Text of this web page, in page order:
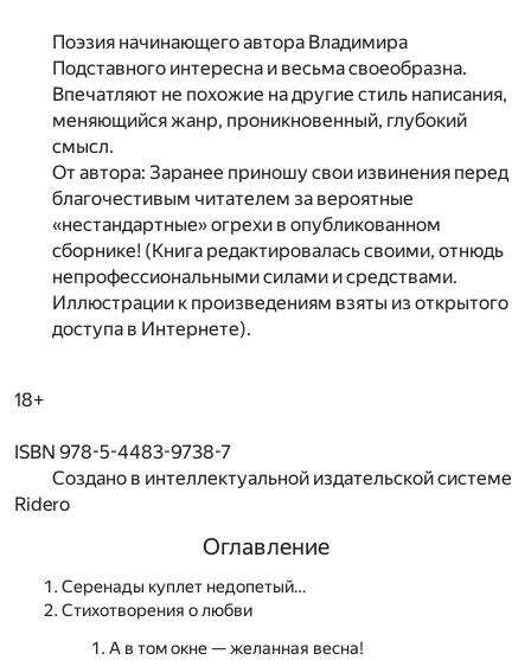
Поэзия начинающего автора Владимира
Подставного интересна и весьма своеобразна.
Впечатляют не похожие на другие стиль написания,
меняющийся жанр, проникновенный, глубокий
смысл.
От автора: Заранее приношу свои извинения перед
благочестивым читателем за вероятные
«нестандартные» огрехи в опубликованном
сборнике! (Книга редактировалась своими, отнюдь
непрофессиональными силами и средствами.
Иллюстрации к произведениям взяты из открытого
доступа в Интернете).
18+
ISBN 978-5-4483-9738-7
Создано в интеллектуальной издательской системе
Ridero
Оглавление
Серенады куплет недопетый…
Стихотворения о любви
А в том окне — желанная весна!